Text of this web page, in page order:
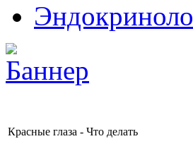
Красные глаза - Что делать